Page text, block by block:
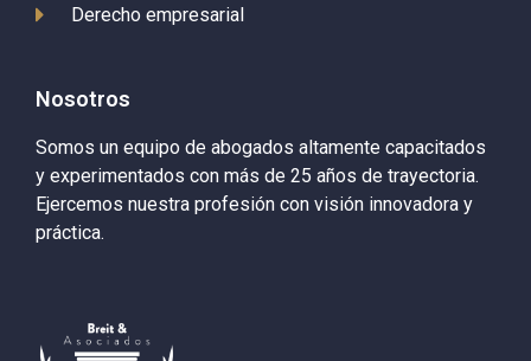
Derecho empresarial
Nosotros
Somos un equipo de abogados altamente capacitados
y experimentados con más de 25 años de trayectoria.
Ejercemos nuestra profesión con visión innovadora y
práctica.